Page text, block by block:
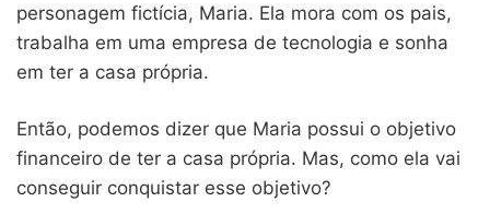
personagem fictícia, Maria. Ela mora com os pais,
trabalha em uma empresa de tecnologia e sonha
em ter a casa própria.
Então, podemos dizer que Maria possui o objetivo
financeiro de ter a casa própria. Mas, como ela vai
conseguir conquistar esse objetivo?